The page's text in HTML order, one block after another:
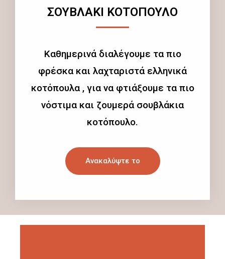
ΣΟΥΒΛΑΚΙ ΚΟΤΟΠΟΥΛΟ
Καθημερινά διαλέγουμε τα πιο
φρέσκα και λαχταριστά ελληνικά
κοτόπουλα , για να φτιάξουμε τα πιο
νόστιμα και ζουμερά σουβλάκια
κοτόπουλο.
Ανακαλύψτε το